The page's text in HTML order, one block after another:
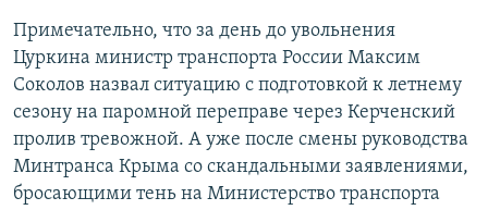
Примечательно, что за день до увольнения
Цуркина министр транспорта России Максим
Соколов назвал ситуацию с подготовкой к летнему
сезону на паромной переправе через Керченский
пролив тревожной. А уже после смены руководства
Минтранса Крыма со скандальными заявлениями,
бросающими тень на Министерство транспорта